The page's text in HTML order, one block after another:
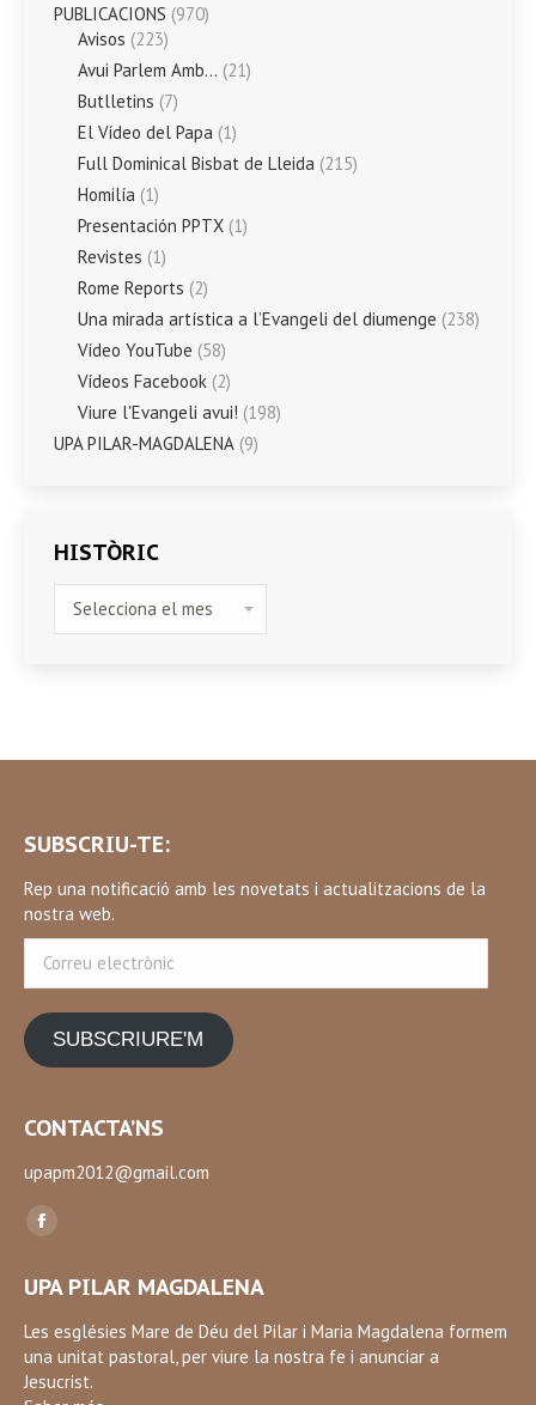
PUBLICACIONS (970)
Avisos (223)
Avui Parlem Amb… (21)
Butlletins (7)
El Vídeo del Papa (1)
Full Dominical Bisbat de Lleida (215)
Homilía (1)
Presentación PPTX (1)
Revistes (1)
Rome Reports (2)
Una mirada artística a l’Evangeli del diumenge (238)
Vídeo YouTube (58)
Vídeos Facebook (2)
Viure l'Evangeli avui! (198)
UPA PILAR-MAGDALENA (9)
HISTÒRIC
SUBSCRIU-TE:
Rep una notificació amb les novetats i actualitzacions de la
nostra web.
electrònic
SUBSCRIURE'M
CONTACTA’NS
upapm2012@gmail.com
Find us on:
Facebook
opens
in
new
window
UPA PILAR MAGDALENA
Les esglésies Mare de Déu del Pilar i Maria Magdalena formem
una unitat pastoral, per viure la nostra fe i anunciar a
Jesucrist.